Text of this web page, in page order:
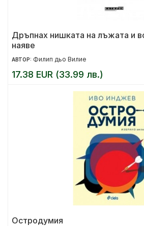
Дръпнах нишката на лъжата и
наяве
АВТОР: Филип дьо Вилие
17.38 EUR (33.99 лв.)
Остродумия